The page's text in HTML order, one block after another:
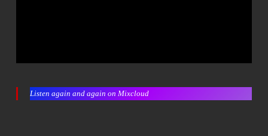
Listen again and again on Mixcloud